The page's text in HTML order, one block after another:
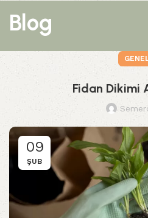
Blog
Fidan Dikimi
09
ŞUB